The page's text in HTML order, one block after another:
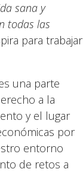
sana y
todas las
para trabajar
una parte
a la
y el lugar
por
entorno
de retos a